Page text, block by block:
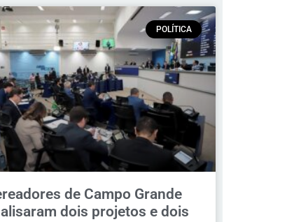
POLÍTICA
de Campo Grande
dois projetos e dois